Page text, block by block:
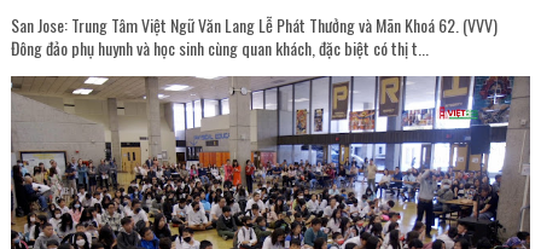
San Jose: Trung Tâm Việt Ngữ Văn Lang Lễ Phát Thưởng và Mãn Khoá 62. (VVV)
Đông đảo phụ huynh và học sinh cùng quan khách, đặc biệt có thị t...